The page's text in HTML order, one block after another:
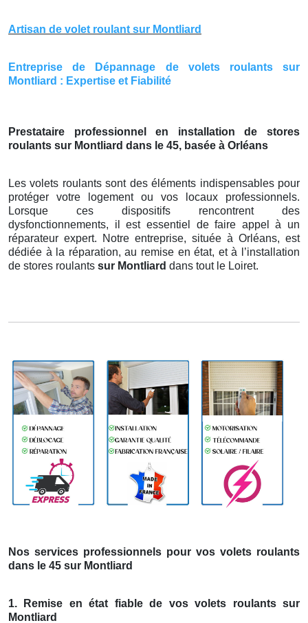
Artisan de volet roulant sur Montliard
Entreprise de Dépannage de volets roulants sur
Montliard : Expertise et Fiabilité
Prestataire professionnel en installation de stores
roulants sur Montliard dans le 45, basée à Orléans
Les volets roulants sont des éléments indispensables pour
protéger votre logement ou vos locaux professionnels.
Lorsque ces dispositifs rencontrent des
dysfonctionnements, il est essentiel de faire appel à un
réparateur expert. Notre entreprise, située à Orléans, est
dédiée à la réparation, au remise en état, et à l’installation
de stores roulants sur Montliard dans tout le Loiret.
Nos services professionnels pour vos volets roulants
dans le 45 sur Montliard
1. Remise en état fiable de vos volets roulants sur
Montliard